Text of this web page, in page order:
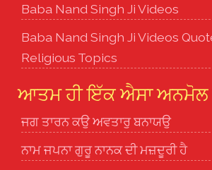
Baba Nand Singh Ji Videos
Baba Nand Singh Ji Videos
Religious Topics
ਆਤਮ ਹੀ ਇੱਕ ਐਸਾ ਅਨਮੋਲ
ਜਗ ਤਾਰਨ ਕਉ ਅਵਤਾਰੁ ਬਨਾਯਉ
ਨਾਮ ਜਪਨਾ ਗੁਰੂ ਨਾਨਕ ਦੀ ਮਜ਼ਦੂਰੀ ਹੈ